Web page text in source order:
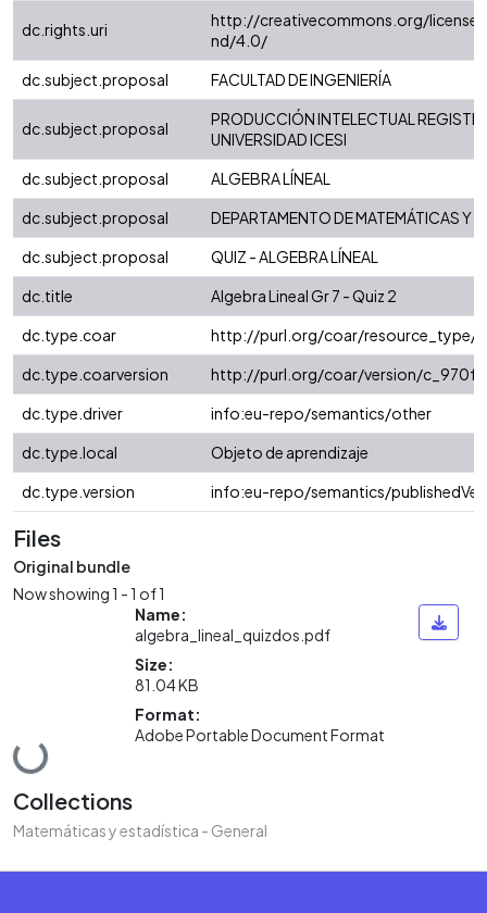
dc.rights.uri
http://creativecommons.org/
nd/4.0/
dc.subject.proposal
FACULTAD DE INGENIERÍA
dc.subject.proposal
PRODUCCIÓN INTELECTUAL
UNIVERSIDAD ICESI
dc.subject.proposal
ALGEBRA LÍNEAL
dc.subject.proposal
DEPARTAMENTO DE MATEMÁTICAS Y
dc.subject.proposal
QUIZ - ALGEBRA LÍNEAL
dc.title
Algebra Lineal Gr 7 - Quiz 2
dc.type.coar
http://purl.org/coar/resource_type/
dc.type.coarversion
http://purl.org/coar/version/
dc.type.driver
info:eu-repo/semantics/other
dc.type.local
Objeto de aprendizaje
dc.type.version
info:eu-repo/semantics/
Files
Original bundle
Now showing1 - 1 of 1
Loading...
Name:
algebra_lineal_quizdos.pdf
Size:
81.04 KB
Format:
Adobe Portable Document Format
Collections
Matemáticas y estadística - General